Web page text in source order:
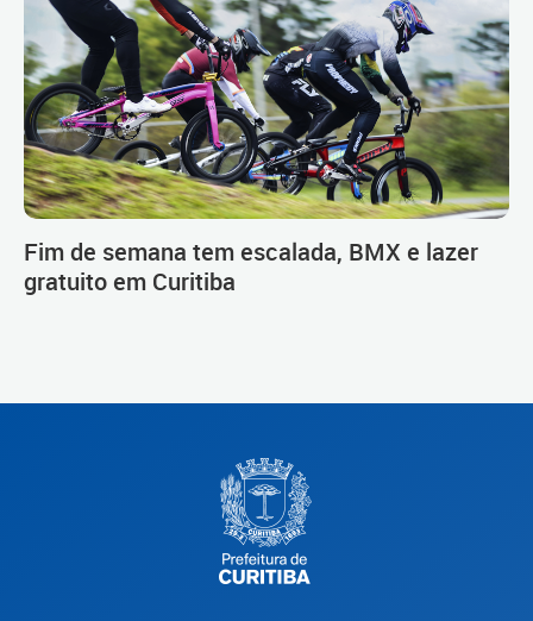
Fim de semana tem escalada, BMX e lazer
gratuito em Curitiba